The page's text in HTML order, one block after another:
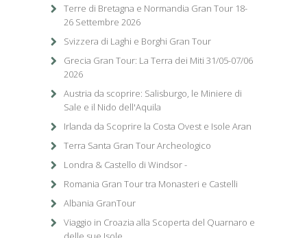
Terre di Bretagna e Normandia Gran Tour 18-
26 Settembre 2026
Svizzera di Laghi e Borghi Gran Tour
Grecia Gran Tour: La Terra dei Miti 31/05-07/06
2026
Austria da scoprire: Salisburgo, le Miniere di
Sale e il Nido dell'Aquila
Irlanda da Scoprire la Costa Ovest e Isole Aran
Terra Santa Gran Tour Archeologico
Londra & Castello di Windsor -
Romania Gran Tour tra Monasteri e Castelli
Albania GranTour
Viaggio in Croazia alla Scoperta del Quarnaro e